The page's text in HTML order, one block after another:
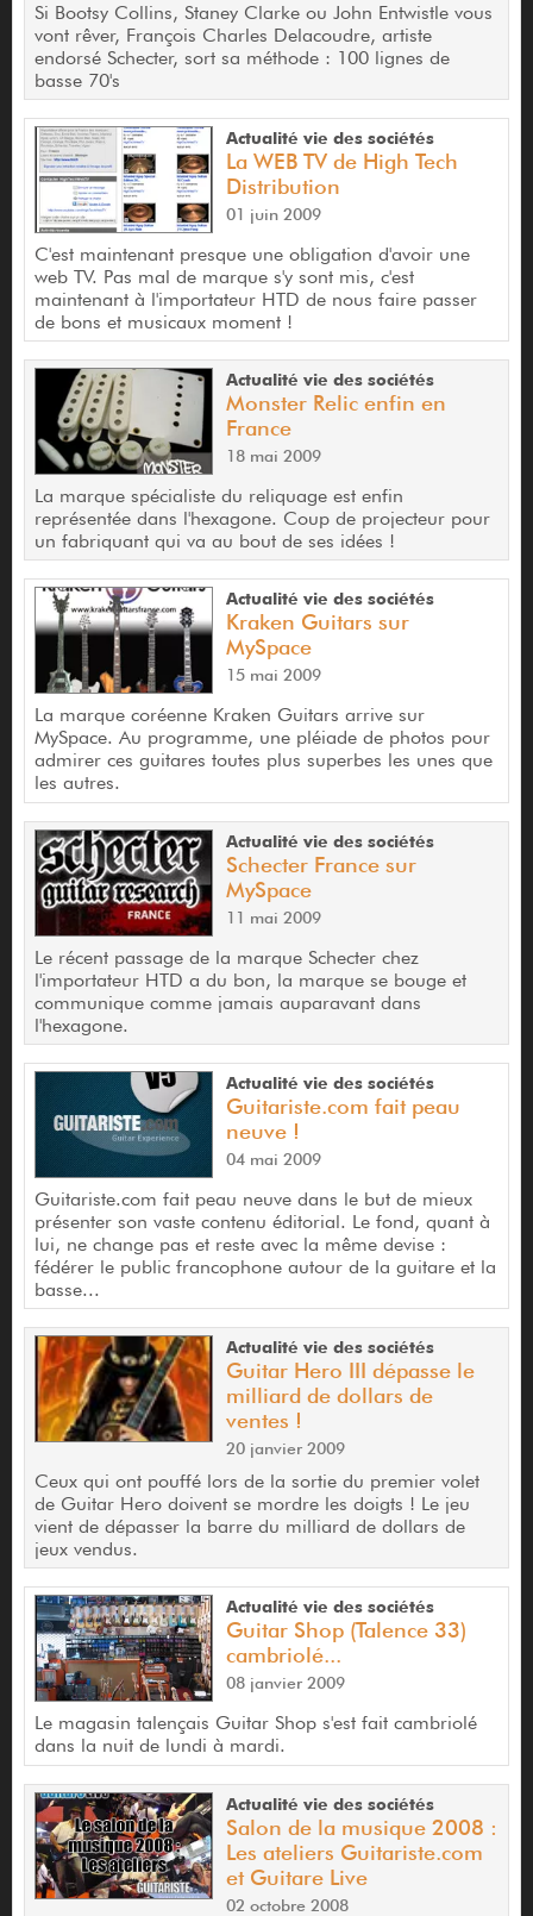
Si Bootsy Collins, Staney Clarke ou John Entwistle vous
vont rêver, François Charles Delacoudre, artiste
endorsé Schecter, sort sa méthode : 100 lignes de
basse 70's
Actualité vie des sociétés
La WEB TV de High Tech
Distribution
01 juin 2009
C'est maintenant presque une obligation d'avoir une
web TV. Pas mal de marque s'y sont mis, c'est
maintenant à l'importateur HTD de nous faire passer
de bons et musicaux moment !
Actualité vie des sociétés
Monster Relic enfin en
France
18 mai 2009
La marque spécialiste du reliquage est enfin
représentée dans l'hexagone. Coup de projecteur pour
un fabriquant qui va au bout de ses idées !
Actualité vie des sociétés
Kraken Guitars sur
MySpace
15 mai 2009
La marque coréenne Kraken Guitars arrive sur
MySpace. Au programme, une pléiade de photos pour
admirer ces guitares toutes plus superbes les unes que
les autres.
Actualité vie des sociétés
Schecter France sur
MySpace
11 mai 2009
Le récent passage de la marque Schecter chez
l'importateur HTD a du bon, la marque se bouge et
communique comme jamais auparavant dans
l'hexagone.
Actualité vie des sociétés
Guitariste.com fait peau
neuve !
04 mai 2009
Guitariste.com fait peau neuve dans le but de mieux
présenter son vaste contenu éditorial. Le fond, quant à
lui, ne change pas et reste avec la même devise :
fédérer le public francophone autour de la guitare et la
basse...
Actualité vie des sociétés
Guitar Hero III dépasse le
milliard de dollars de
ventes !
20 janvier 2009
Ceux qui ont pouffé lors de la sortie du premier volet
de Guitar Hero doivent se mordre les doigts ! Le jeu
vient de dépasser la barre du milliard de dollars de
jeux vendus.
Actualité vie des sociétés
Guitar Shop (Talence 33)
cambriolé...
08 janvier 2009
Le magasin talençais Guitar Shop s'est fait cambriolé
dans la nuit de lundi à mardi.
Actualité vie des sociétés
Salon de la musique 2008 :
Les ateliers Guitariste.com
et Guitare Live
02 octobre 2008